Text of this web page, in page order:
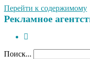
Перейти к содержимому
Рекламное
Поиск...